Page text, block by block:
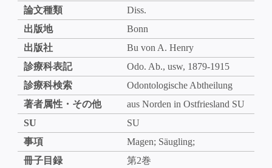
論文種類
Diss.
出版地
Bonn
出版社
Bu von A. Henry
診療科表記
Odo. Ab., usw, 1879-1915
診療科検索
Odontologische Abtheilung
著者属性・その他
aus Norden in Ostfriesland SU
SU
SU
事項
Magen; Säugling;
冊子目録
第2巻